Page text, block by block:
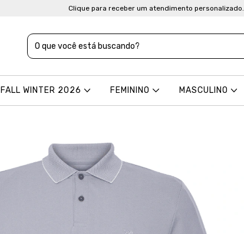
Clique para receber um atendimento personalizado.
FALL WINTER 2026 FEMININO MASCULINO